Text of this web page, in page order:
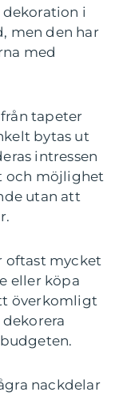
i
men den har
med
tapeter
bytas ut
intressen
och möjlighet
utan att
oftast mycket
eller köpa
överkomligt
nackdelar